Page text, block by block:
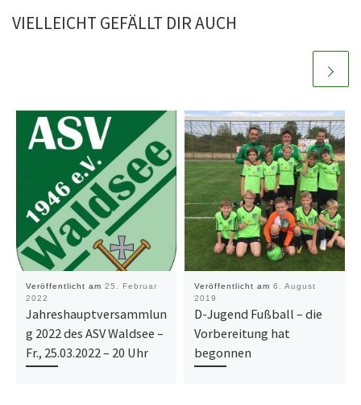
VIELLEICHT GEFÄLLT DIR AUCH
Veröffentlicht am 25. Februar
2022
Jahreshauptversammlun
g 2022 des ASV Waldsee –
Fr., 25.03.2022 – 20 Uhr
Veröffentlicht am 6. August
2019
D-Jugend Fußball – die
Vorbereitung hat
begonnen